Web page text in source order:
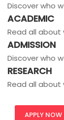
Discover who
ACADEMIC
Read all about
ADMISSION
Discover who
RESEARCH
Read all about
APPLY NOW